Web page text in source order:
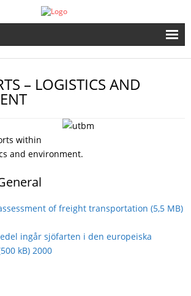
– LOGISTICS AND
within
and environment.
of freight transportation (5,5 MB)
ingår sjöfarten i den europeiska
kB) 2000